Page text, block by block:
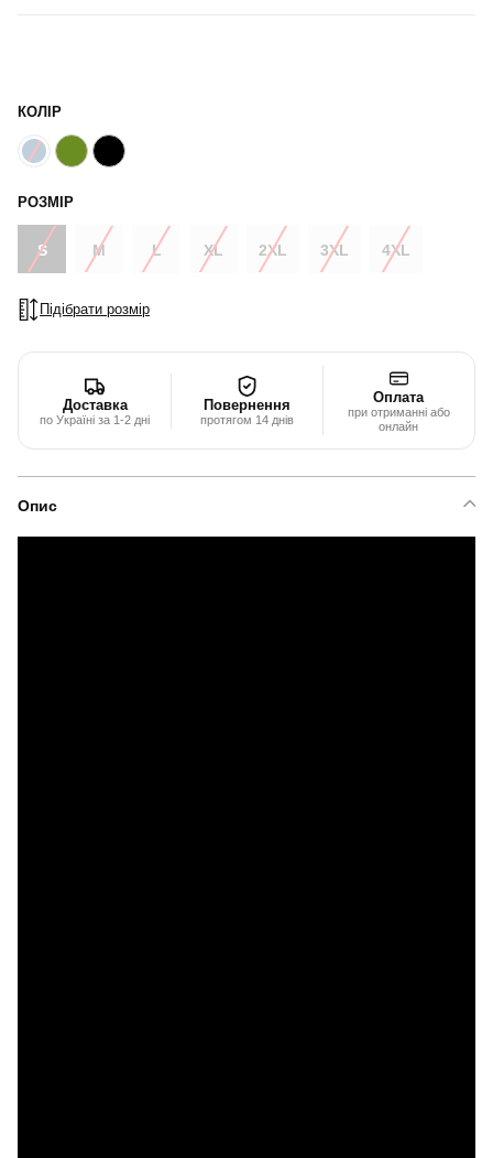
КОЛІР
РОЗМІР
S M L XL 2XL 3XL 4XL
Підібрати розмір
Доставка
по Україні за 1-2 дні
Повернення
протягом 14 днів
Оплата
при отриманні або
онлайн
Опис